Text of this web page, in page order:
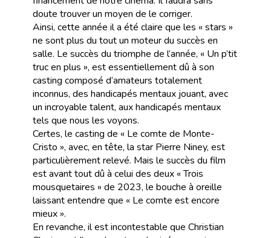
doute trouver un moyen de le corriger.
Ainsi, cette année il a été claire que les « stars »
ne sont plus du tout un moteur du succès en
salle. Le succès du triomphe de l’année, « Un p’tit
truc en plus », est essentiellement dû à son
casting composé d’amateurs totalement
inconnus, des handicapés mentaux jouant, avec
un incroyable talent, aux handicapés mentaux
tels que nous les voyons.
Certes, le casting de « Le comte de Monte-
Cristo », avec, en tête, la star Pierre Niney, est
particulièrement relevé. Mais le succès du film
est avant tout dû à celui des deux « Trois
mousquetaires » de 2023, le bouche à oreille
laissant entendre que « Le comte est encore
mieux ».
En revanche, il est incontestable que Christian